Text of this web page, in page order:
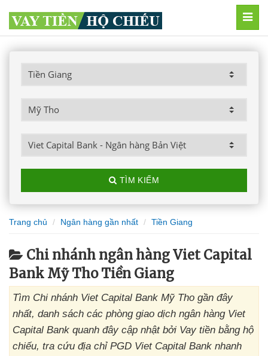
TÌM KIẾM
Trang chủ Ngân hàng gần nhất Tiền Giang
Chi nhánh ngân hàng Viet Capital
Bank Mỹ Tho Tiền Giang
Tìm Chi nhánh Viet Capital Bank Mỹ Tho gần đây
nhất, danh sách các phòng giao dịch ngân hàng Viet
Capital Bank quanh đây cập nhật bởi Vay tiền bằng hộ
chiếu, tra cứu địa chỉ PGD Viet Capital Bank nhanh